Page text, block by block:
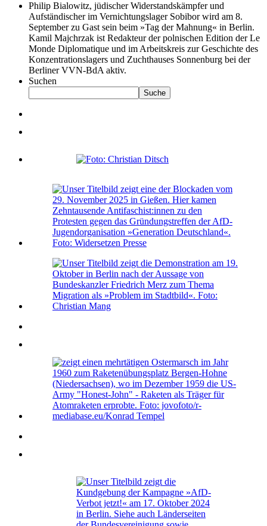
Philip Bialowitz, jüdischer Widerstandskämpfer und
Aufständischer im Vernichtungslager Sobibor wird am 8.
September zu Gast sein beim »Tag der Mahnung« in Berlin.
Kamil Majchrzak ist Redakteur der polnischen Edition der Le
Monde Diplomatique und im Arbeitskreis zur Geschichte des
Konzentrationslagers und Zuchthauses Sonnenburg bei der
Berliner VVN-BdA aktiv.
Suchen
Suche